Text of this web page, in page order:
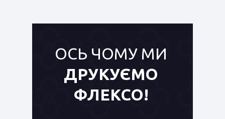
ОСЬ ЧОМУ МИ
ДРУКУЄМО
ФЛЕКСО!